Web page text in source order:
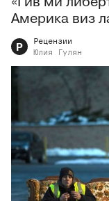
Америка виз
Р
Рецензии
Юлия
Гулян